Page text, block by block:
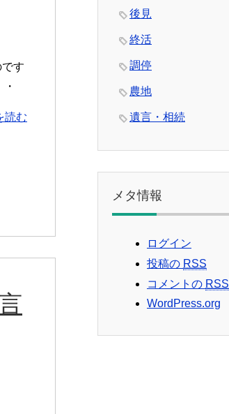
す
読む
後見
終活
調停
農地
遺言・相続
メタ情報
ログイン
投稿の RSS
コメントの RSS
WordPress.org